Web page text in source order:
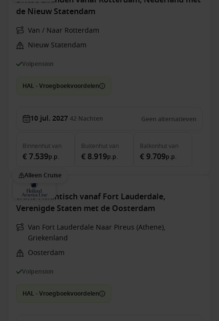
de Nieuw Statendam
Van / Naar Rotterdam
Nieuw Statendam
Volpension
HAL - Vroegboekvoordelen
10 jul. 2027 42 Nachten Geen alternatieven
Binnenhutvan
€ 7.539p.p.
Buitenhutvan
€ 8.919p.p.
Balkonhutvan
€ 9.709p.p.
Alleen Cruise
trans-Atlantisch vanaf Fort Lauderdale,
Verenigde Staten met de Oosterdam
Van Fort Lauderdale Naar Pireus (Athene),
Griekenland
Oosterdam
Volpension
HAL - Vroegboekvoordelen